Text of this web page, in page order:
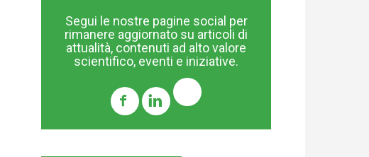
Segui le nostre pagine social per
rimanere aggiornato su articoli di
attualità, contenuti ad alto valore
scientifico, eventi e iniziative.